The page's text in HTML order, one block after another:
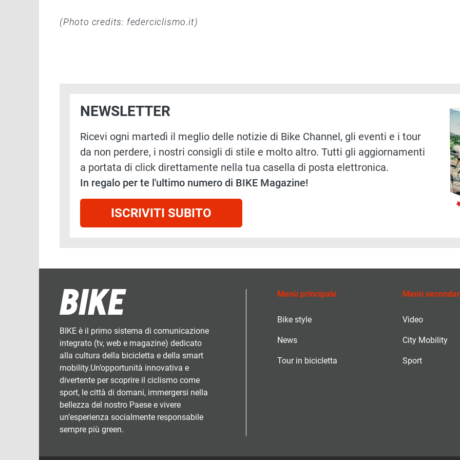
(Photo credits: federciclismo.it)
NEWSLETTER
Ricevi ogni martedì il meglio delle notizie di Bike Channel, gli eventi e i tour
da non perdere, i nostri consigli di stile e molto altro. Tutti gli aggiornamenti
a portata di click direttamente nella tua casella di posta elettronica.
In regalo per te l'ultimo numero di BIKE Magazine!
ISCRIVITI SUBITO
BIKE è il primo sistema di comunicazione
integrato (tv, web e magazine) dedicato
alla cultura della bicicletta e della smart
mobility.Un’opportunità innovativa e
divertente per scoprire il ciclismo come
sport, le città di domani, immergersi nella
bellezza del nostro Paese e vivere
un’esperienza socialmente responsabile
sempre più green.
Menù principale
Bike style
News
Tour in bicicletta
Menù
Video
City Mobility
Sport